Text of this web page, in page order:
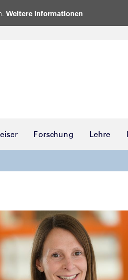
Weitere Informationen
Forschung Lehre